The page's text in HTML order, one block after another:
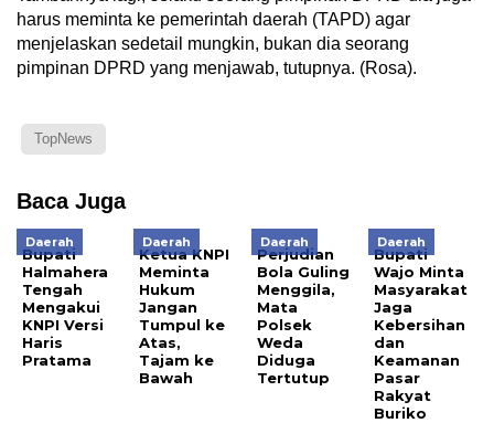
harus meminta ke pemerintah daerah (TAPD) agar
menjelaskan sedetail mungkin, bukan dia seorang
pimpinan DPRD yang menjawab, tutupnya. (Rosa).
TopNews
Baca Juga
Daerah
Bupati
Halmahera
Tengah
Mengakui
KNPI Versi
Haris
Pratama
Daerah
Ketua KNPI
Meminta
Hukum
Jangan
Tumpul ke
Atas,
Tajam ke
Bawah
Daerah
Perjudian
Bola Guling
Menggila,
Mata
Polsek
Weda
Diduga
Tertutup
Daerah
Bupati
Wajo Minta
Masyarakat
Jaga
Kebersihan
dan
Keamanan
Pasar
Rakyat
Buriko